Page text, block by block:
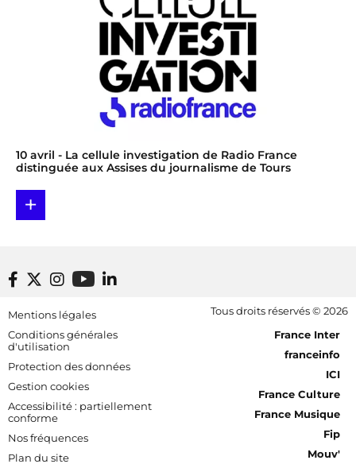
10 avril - La cellule investigation de Radio France
distinguée aux Assises du journalisme de Tours
+
Footer bottom
Mentions légales
Conditions générales
d'utilisation
Protection des données
Gestion cookies
Accessibilité : partiellement
conforme
Nos fréquences
Plan du site
Tous droits réservés © 2026
[RDF] Pied de page - Mobile
France Inter
franceinfo
ICI
France Culture
France Musique
Fip
Mouv'